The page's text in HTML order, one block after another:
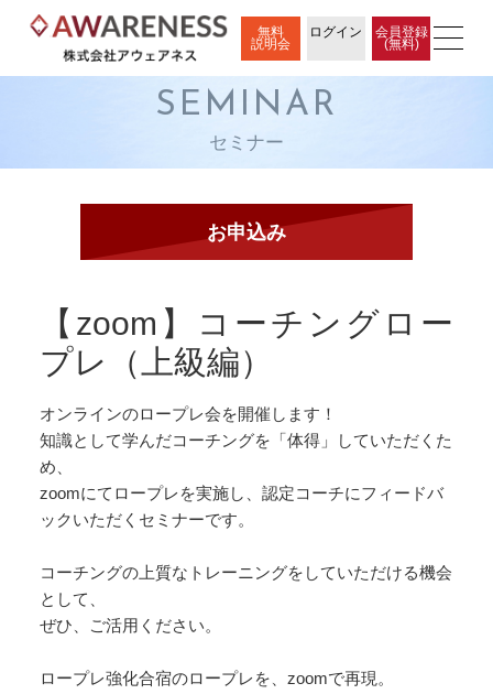
無料
説明会
ログイン
会員登録
(無料)
SEMINAR
セミナー
【zoom】コーチングロー
プレ（上級編）
オンラインのロープレ会を開催します！
知識として学んだコーチングを「体得」していただくた
め、
zoomにてロープレを実施し、認定コーチにフィードバ
ックいただくセミナーです。
コーチングの上質なトレーニングをしていただける機会
として、
ぜひ、ご活用ください。
ロープレ強化合宿のロープレを、zoomで再現。